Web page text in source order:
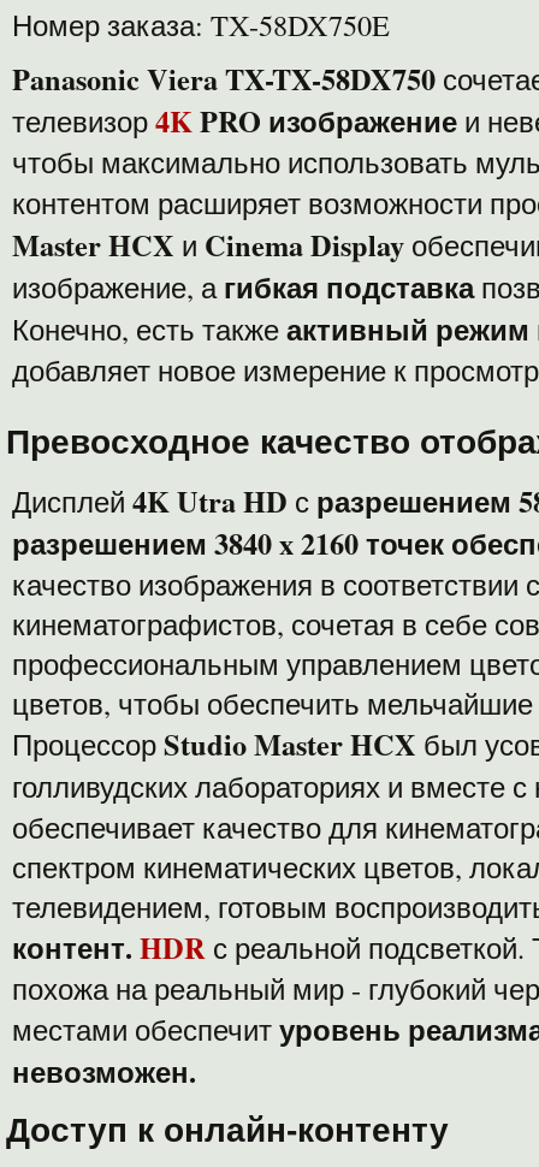
Номер заказа: TX-58DX750E
Panasonic Viera TX-TX-58DX750
телевизор4KPRO изображение и
чтобы максимально использовать
контентом расширяет возможности
Master HCX и Cinema Display
изображение, агибкая подставка
Конечно, есть такжеактивный режим
добавляет новое измерение к
Превосходное качество
Дисплей 4K Utra HD с разрешением
разрешением 3840 x 2160 точек
качество изображения в
кинематографистов, сочетая в себе
профессиональным управлением
цветов, чтобы обеспечить
ПроцессорStudio Master HCX был
голливудских лабораториях и вместе
обеспечивает качество для
спектром кинематических цветов,
телевидением, готовым
контент. HDR с реальной
похожа на реальный мир - глубокий
местами обеспечитуровень
невозможен.
Доступ к онлайн-контенту